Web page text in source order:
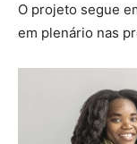
O projeto segue
em plenário nas